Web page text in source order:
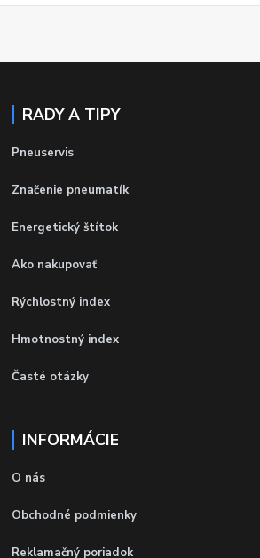
RADY A TIPY
Pneuservis
Značenie pneumatík
Energetický štítok
Ako nakupovať
Rýchlostný index
Hmotnostný index
Časté otázky
INFORMÁCIE
O nás
Obchodné podmienky
Reklamačný poriadok